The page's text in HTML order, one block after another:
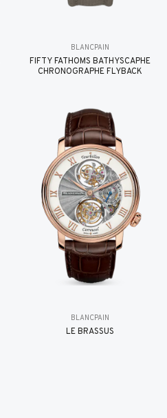
BLANCPAIN
FIFTY FATHOMS BATHYSCAPHE
CHRONOGRAPHE FLYBACK
BLANCPAIN
LE BRASSUS